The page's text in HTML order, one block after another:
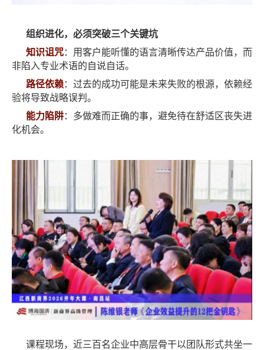
组织进化，必须突破三个关键坑
知识诅咒：用客户能听懂的语言清晰传达产品价值，而
非陷入专业术语的自说自话。
路径依赖：过去的成功可能是未来失败的根源，依赖经
验将导致战略误判。
能力陷阱：多做难而正确的事，避免待在舒适区丧失进
化机会。
课程现场，近三百名企业中高层骨干以团队形式共坐一